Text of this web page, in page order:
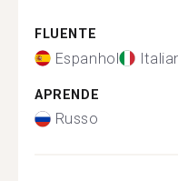
FLUENTE
Espanhol
APRENDE
Russo